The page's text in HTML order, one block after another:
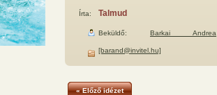
Írta: Talmud
Beküldő: Barkai Andrea
[barand@invitel.hu]
« Előző idézet